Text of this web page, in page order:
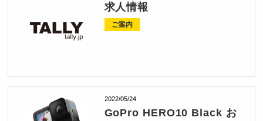
求人情報
ご案内
2022/05/24
GoPro HERO10 Black お